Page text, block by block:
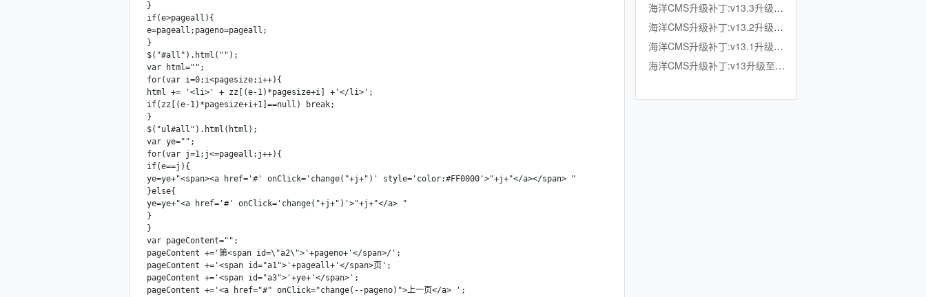
}
if(e>pageall){
e=pageall;pageno=pageall;
}
$("#all").html("");
var html="";
for(var i=0;i<pagesize;i++){
html += '<li>' + zz[(e-1)*pagesize+i] +'</li>';
if(zz[(e-1)*pagesize+i+1]==null) break;
}
$("ul#all").html(html);
var ye="";
for(var j=1;j<=pageall;j++){
if(e==j){
ye=ye+"<span><a href='#' onClick='change("+j+")' style='color:#FF0000'>"+j+"</a></span> "
}else{
ye=ye+"<a href='#' onClick='change("+j+")'>"+j+"</a> "
}
}
var pageContent="";
pageContent +='第<span id=\"a2\">'+pageno+'</span>/';
pageContent +='<span id="a1">'+pageall+'</span>页';
pageContent +='<span id="a3">'+ye+'</span>';
pageContent +='<a href="#" onClick="change(--pageno)">上一页</a> ';
海洋CMS升级补丁:v13.3升级至v13.4
海洋CMS升级补丁:v13.2升级至v13.3
海洋CMS升级补丁:v13.1升级至v13.2
海洋CMS升级补丁:v13升级至v13.1